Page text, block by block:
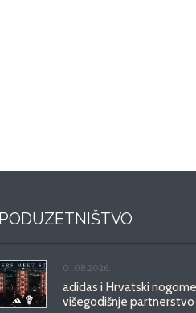
PODUZETNIŠTVO
01.08.2026.
adidas i Hrvatski
višegodišnje partnerstvo